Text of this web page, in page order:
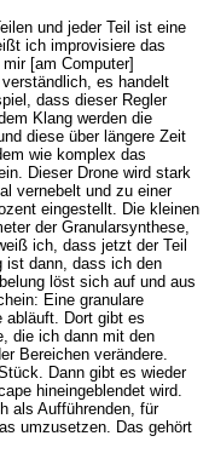
und jeder Teil ist eine
ich improvisiere das
[am Computer]
es handelt
dass dieser Regler
Klang werden die
diese über längere Zeit
wie komplex das
Dieser Drone wird stark
vernebelt und zu einer
eingestellt. Die kleinen
der Granularsynthese,
ich, dass jetzt der Teil
ist dann, dass ich den
löst sich auf und aus
Eine granulare
abläuft. Dort gibt es
die ich dann mit den
Bereichen verändere.
Dann gibt es wieder
hineingeblendet wird.
als Aufführenden, für
umzusetzen. Das gehört